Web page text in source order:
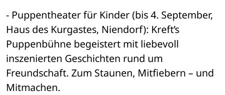
- Puppentheater für Kinder (bis 4. September,
Haus des Kurgastes, Niendorf): Kreft’s
Puppenbühne begeistert mit liebevoll
inszenierten Geschichten rund um
Freundschaft. Zum Staunen, Mitfiebern – und
Mitmachen.